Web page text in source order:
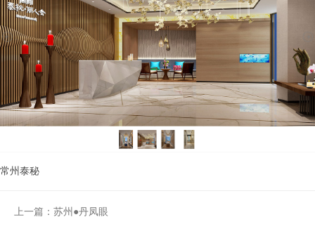
常州泰秘
上一篇： 苏州●丹凤眼